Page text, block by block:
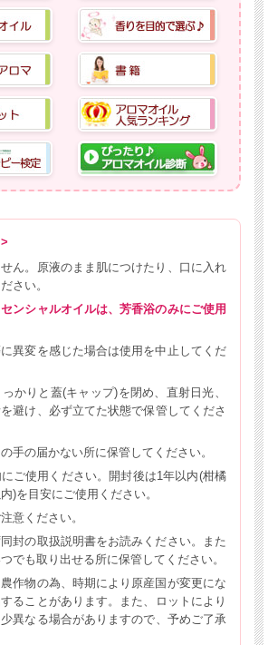
ん。原液のまま肌につけたり、口に入れ
さい。
ンシャルオイルは、芳香浴のみにご使用
異変を感じた場合は使用を中止してくだ
かりと蓋(キャップ)を閉め、直射日光、
避け、必ず立てた状態で保管してくださ
手の届かない所に保管してください。
ご使用ください。開封後は1年以内(柑橘
)を目安にご使用ください。
意ください。
封の取扱説明書をお読みください。また
でも取り出せる所に保管してください。
作物の為、時期により原産国が変更にな
ることがあります。また、ロットにより
異なる場合がありますので、予めご了承